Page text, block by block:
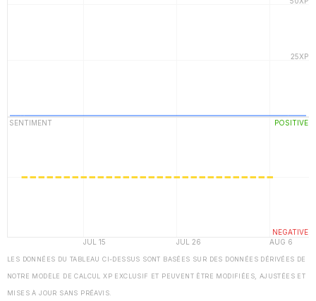
LES DONNÉES DU TABLEAU CI-DESSUS SONT BASÉES SUR DES DONNÉES DÉRIVÉES DE
NOTRE MODÈLE DE CALCUL XP EXCLUSIF ET PEUVENT ÊTRE MODIFIÉES, AJUSTÉES ET
MISES À JOUR SANS PRÉAVIS.